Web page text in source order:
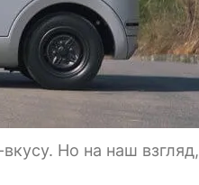
Но на наш взгляд,